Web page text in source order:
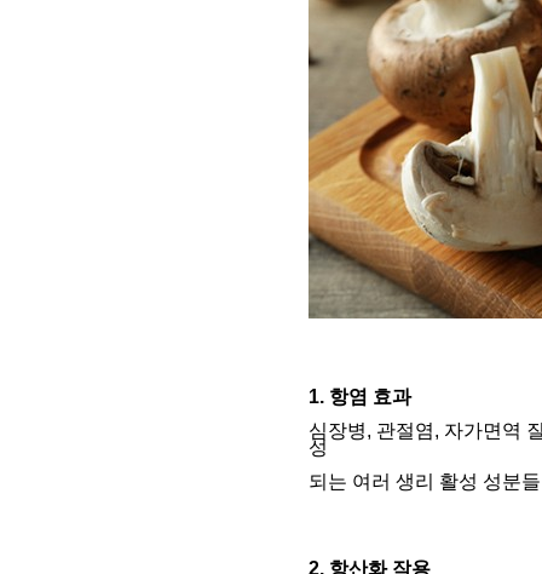
1. 항염 효과
심장병, 관절염, 자가면역
성
되는 여러 생리 활성 성분
2. 항산화 작용